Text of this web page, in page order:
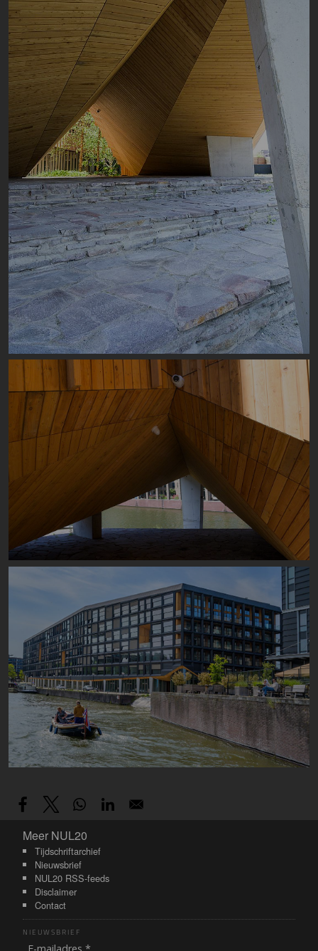
Image
Meer NUL20
Meer NUL20
Tijdschriftarchief
Nieuwsbrief
NUL20 RSS-feeds
Disclaimer
Contact
NIEUWSBRIEF